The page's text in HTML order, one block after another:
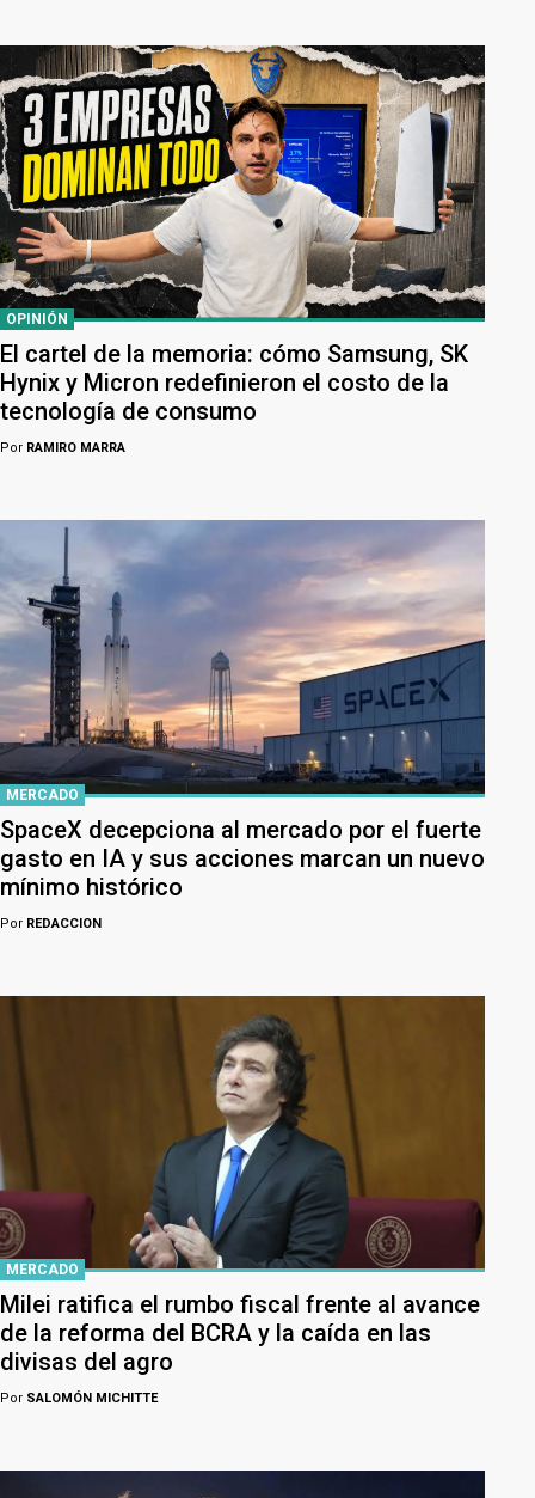
OPINIÓN
El cartel de la memoria: cómo Samsung, SK
Hynix y Micron redefinieron el costo de la
tecnología de consumo
Por RAMIRO MARRA
MERCADO
SpaceX decepciona al mercado por el fuerte
gasto en IA y sus acciones marcan un nuevo
mínimo histórico
Por REDACCION
MERCADO
Milei ratifica el rumbo fiscal frente al avance
de la reforma del BCRA y la caída en las
divisas del agro
Por SALOMÓN MICHITTE